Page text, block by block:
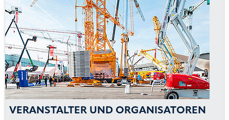
VERANSTALTER UND ORGANISATOREN